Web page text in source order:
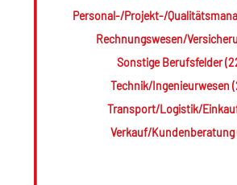
Personal-/Projekt-/
Rechnungswesen/
Sonstige Berufsfelder
Technik/Ingenieurwesen
Transport/Logistik/
Verkauf/Kundenberatung